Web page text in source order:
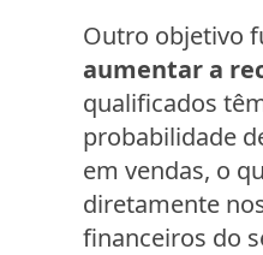
Outro objetivo
aumentar a
qualificados
probabilidade
em vendas, o
diretamente
financeiros do